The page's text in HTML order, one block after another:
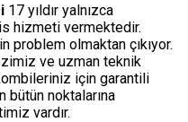
17 yıldır yalnızca
hizmeti vermektedir.
problem olmaktan çıkıyor.
ve uzman teknik
için garantili
bütün noktalarına
vardır.